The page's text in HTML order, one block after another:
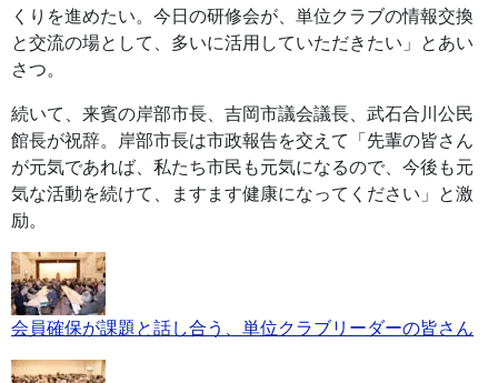
くりを進めたい。今日の研修会が、単位クラブの情報交換
と交流の場として、多いに活用していただきたい」とあい
さつ。
続いて、来賓の岸部市長、吉岡市議会議長、武石合川公民
館長が祝辞。岸部市長は市政報告を交えて「先輩の皆さん
が元気であれば、私たち市民も元気になるので、今後も元
気な活動を続けて、ますます健康になってください」と激
励。
会員確保が課題と話し合う、単位クラブリーダーの皆さん